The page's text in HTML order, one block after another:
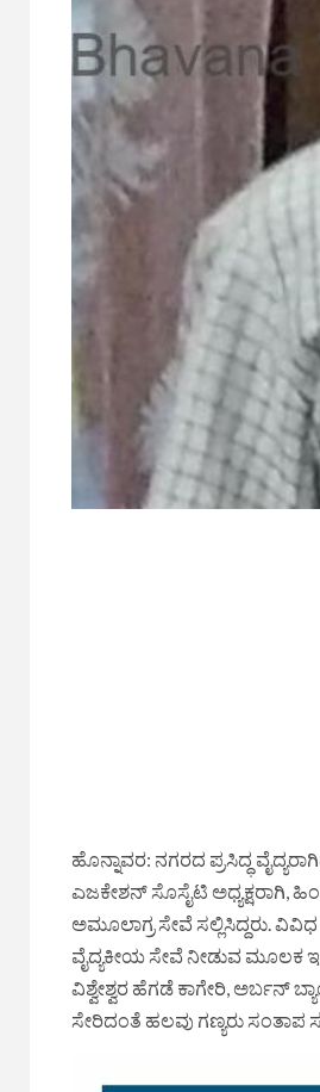
ಹೊನ್ನಾವರ: ನಗರದ ಪ್ರಸಿದ್ಧ
ಎಜಕೇಶನ್ ಸೊಸೈಟಿ ಅಧ್ಯಕ್ಷರಾಗಿ,
ಅಮೂಲಾಗ್ರ ಸೇವೆ ಸಲ್ಲಿಸಿದ್ದರು.
ವೈದ್ಯಕೀಯ ಸೇವೆ ನೀಡುವ ಮೂಲಕ
ವಿಶ್ವೇಶ್ವರ ಹೆಗಡೆ ಕಾಗೇರಿ, ಅರ್ಬನ್
ಸೇರಿದಂತೆ ಹಲವು ಗಣ್ಯರು ಸಂತಾಪ